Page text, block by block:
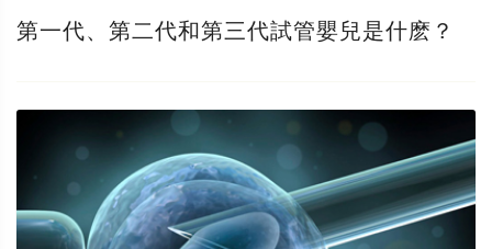
第一代、第二代和第三代試管嬰兒是什麽？